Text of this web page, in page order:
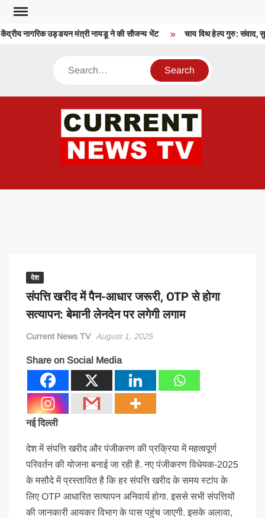
Skip
contentनागरिक उड्डयन मंत्री नायडू ने की सौजन्य भेंट चाय विथ हेल्प गुरु: संवाद,
Search
देश
संपत्ति खरीद में पैन-आधार जरूरी, OTP से होगा
सत्यापन: बेमानी लेनदेन पर लगेगी लगाम
Current News TV August 1, 2025
Share on Social Media
नई दिल्ली
देश में संपत्ति खरीद और पंजीकरण की प्रक्रिया में महत्वपूर्ण
परिवर्तन की योजना बनाई जा रही है. नए पंजीकरण विधेयक-2025
के मसौदे में प्रस्तावित है कि हर संपत्ति खरीद के समय स्टांप के
लिए OTP आधारित सत्यापन अनिवार्य होगा. इससे सभी संपत्तियों
की जानकारी आयकर विभाग के पास पहुंच जाएगी. इसके अलावा,